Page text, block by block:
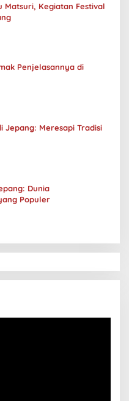
Matsuri, Kegiatan Festival
Penjelasannya di
Jepang: Meresapi Tradisi
Dunia
Populer